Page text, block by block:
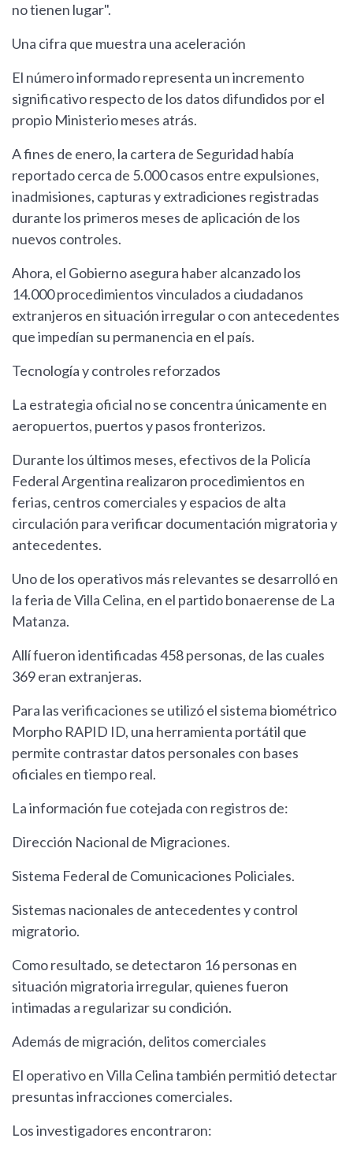
no tienen lugar".
Una cifra que muestra una aceleración
El número informado representa un incremento
significativo respecto de los datos difundidos por el
propio Ministerio meses atrás.
A fines de enero, la cartera de Seguridad había
reportado cerca de 5.000 casos entre expulsiones,
inadmisiones, capturas y extradiciones registradas
durante los primeros meses de aplicación de los
nuevos controles.
Ahora, el Gobierno asegura haber alcanzado los
14.000 procedimientos vinculados a ciudadanos
extranjeros en situación irregular o con antecedentes
que impedían su permanencia en el país.
Tecnología y controles reforzados
La estrategia oficial no se concentra únicamente en
aeropuertos, puertos y pasos fronterizos.
Durante los últimos meses, efectivos de la Policía
Federal Argentina realizaron procedimientos en
ferias, centros comerciales y espacios de alta
circulación para verificar documentación migratoria y
antecedentes.
Uno de los operativos más relevantes se desarrolló en
la feria de Villa Celina, en el partido bonaerense de La
Matanza.
Allí fueron identificadas 458 personas, de las cuales
369 eran extranjeras.
Para las verificaciones se utilizó el sistema biométrico
Morpho RAPID ID, una herramienta portátil que
permite contrastar datos personales con bases
oficiales en tiempo real.
La información fue cotejada con registros de:
Dirección Nacional de Migraciones.
Sistema Federal de Comunicaciones Policiales.
Sistemas nacionales de antecedentes y control
migratorio.
Como resultado, se detectaron 16 personas en
situación migratoria irregular, quienes fueron
intimadas a regularizar su condición.
Además de migración, delitos comerciales
El operativo en Villa Celina también permitió detectar
presuntas infracciones comerciales.
Los investigadores encontraron: